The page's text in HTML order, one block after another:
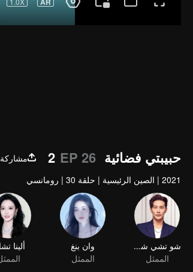
حبيبتي فضائية 2 EP 26
مشاركة
2021
| الصين الرئيسية | حلقة 30 | رومانسي
شو تشي شيان
الممثل
وان بنغ
الممثل